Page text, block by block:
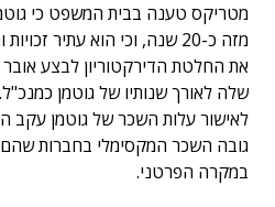
מטריקס טענה בבית המשפט כי
מזה כ-20 שנה, וכי הוא עתיר
את החלטת הדירקטוריון לבצע
שלה לאורך שנותיו של גוטמן
לאישור עלות השכר של גוטמן עקב
גובה השכר המקסימלי בחברות
במקרה הפרטני.